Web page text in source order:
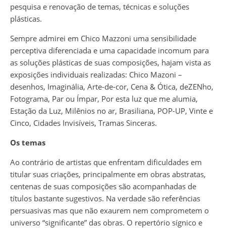
pesquisa e renovação de temas, técnicas e soluções
plásticas.
Sempre admirei em Chico Mazzoni uma sensibilidade
perceptiva diferenciada e uma capacidade incomum para
as soluções plásticas de suas composições, hajam vista as
exposições individuais realizadas: Chico Mazoni –
desenhos, Imaginália, Arte-de-cor, Cena & Ótica, deZENho,
Fotograma, Par ou Ímpar, Por esta luz que me alumia,
Estação da Luz, Milênios no ar, Brasiliana, POP-UP, Vinte e
Cinco, Cidades Invisíveis, Tramas Sinceras.
Os temas
Ao contrário de artistas que enfrentam dificuldades em
titular suas criações, principalmente em obras abstratas,
centenas de suas composições são acompanhadas de
títulos bastante sugestivos. Na verdade são referências
persuasivas mas que não exaurem nem comprometem o
universo “significante” das obras. O repertório sígnico e